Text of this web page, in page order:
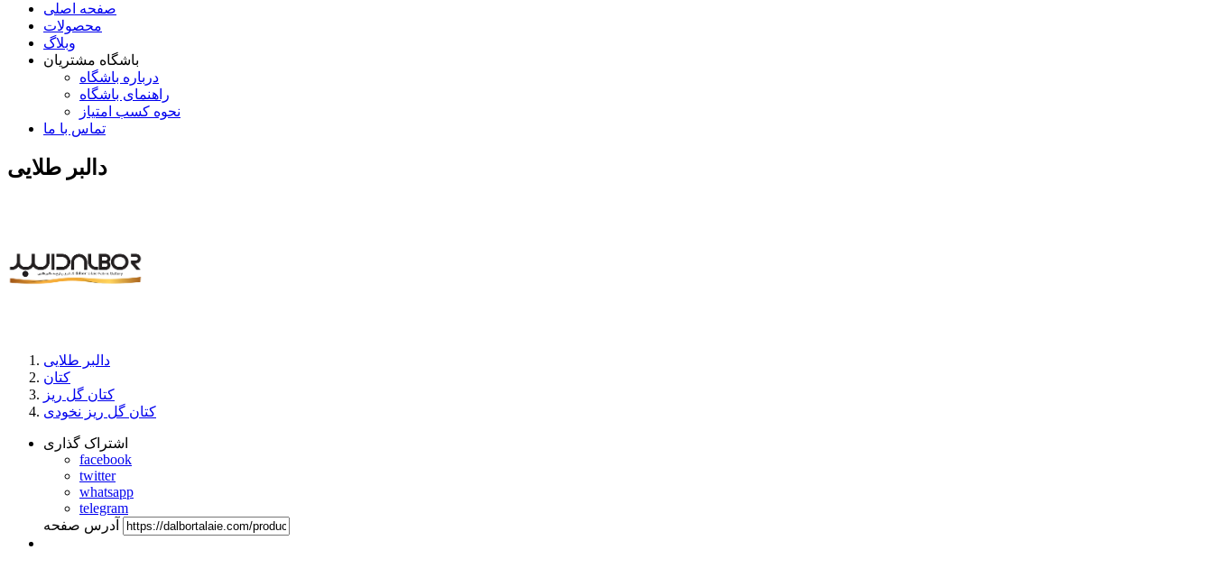
صفحه اصلی
محصولات
وبلاگ
باشگاه مشتریان
درباره باشگاه
راهنمای باشگاه
نحوه کسب امتیاز
تماس با ما
دالبر طلایی
دالبر طلایی
کتان
کتان گل ریز
کتان گل ریز نخودی
اشتراک گذاری
facebook
twitter
whatsapp
telegram
آدرس صفحه